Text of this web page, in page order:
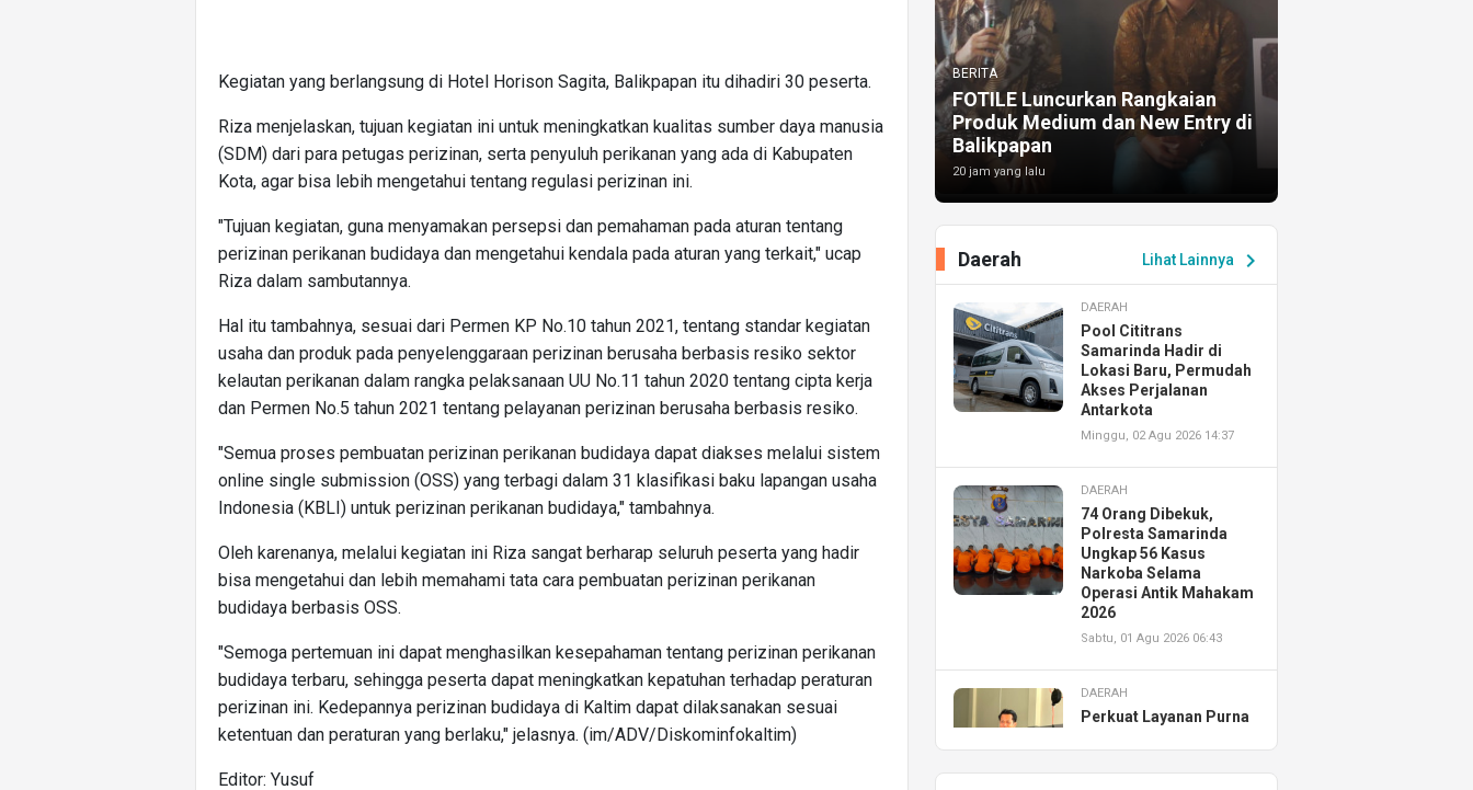
Kegiatan yang berlangsung di Hotel Horison Sagita, Balikpapan itu dihadiri 30 peserta.
Riza menjelaskan, tujuan kegiatan ini untuk meningkatkan kualitas sumber daya manusia
(SDM) dari para petugas perizinan, serta penyuluh perikanan yang ada di Kabupaten
Kota, agar bisa lebih mengetahui tentang regulasi perizinan ini.
"Tujuan kegiatan, guna menyamakan persepsi dan pemahaman pada aturan tentang
perizinan perikanan budidaya dan mengetahui kendala pada aturan yang terkait," ucap
Riza dalam sambutannya.
Hal itu tambahnya, sesuai dari Permen KP No.10 tahun 2021, tentang standar kegiatan
usaha dan produk pada penyelenggaraan perizinan berusaha berbasis resiko sektor
kelautan perikanan dalam rangka pelaksanaan UU No.11 tahun 2020 tentang cipta kerja
dan Permen No.5 tahun 2021 tentang pelayanan perizinan berusaha berbasis resiko.
"Semua proses pembuatan perizinan perikanan budidaya dapat diakses melalui sistem
online single submission (OSS) yang terbagi dalam 31 klasifikasi baku lapangan usaha
Indonesia (KBLI) untuk perizinan perikanan budidaya," tambahnya.
Oleh karenanya, melalui kegiatan ini Riza sangat berharap seluruh peserta yang hadir
bisa mengetahui dan lebih memahami tata cara pembuatan perizinan perikanan
budidaya berbasis OSS.
"Semoga pertemuan ini dapat menghasilkan kesepahaman tentang perizinan perikanan
budidaya terbaru, sehingga peserta dapat meningkatkan kepatuhan terhadap peraturan
perizinan ini. Kedepannya perizinan budidaya di Kaltim dapat dilaksanakan sesuai
ketentuan dan peraturan yang berlaku," jelasnya. (im/ADV/Diskominfokaltim)
Editor: Yusuf
BERITA
FOTILE Luncurkan Rangkaian
Produk Medium dan New Entry di
Balikpapan
20 jam yang lalu
Lihat Lainnya chevron_right
Daerah
DAERAH
Pool Cititrans
Samarinda Hadir di
Lokasi Baru, Permudah
Akses Perjalanan
Antarkota
Minggu, 02 Agu 2026 14:37
DAERAH
74 Orang Dibekuk,
Polresta Samarinda
Ungkap 56 Kasus
Narkoba Selama
Operasi Antik Mahakam
2026
Sabtu, 01 Agu 2026 06:43
DAERAH
Perkuat Layanan Purna
Resmikan AHASS